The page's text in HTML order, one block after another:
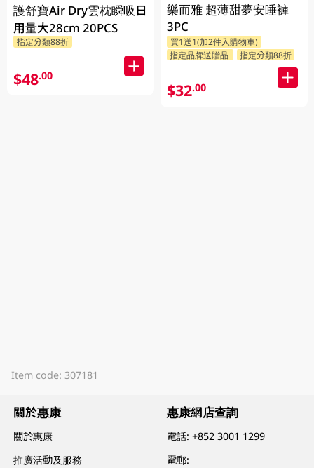
護舒寶Air Dry雲枕瞬吸日
用量大28cm 20PCS
指定分類88折
$48.00
樂而雅 超薄甜夢安睡褲
3PC
買1送1(加2件入購物車)
指定品牌送贈品
指定分類88折
$32.00
Item code: 307181
關於惠康
關於惠康
推廣活動及服務
惠康網店查詢
電話:+852 3001 1299
電郵: